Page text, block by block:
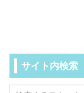
サイト内検索